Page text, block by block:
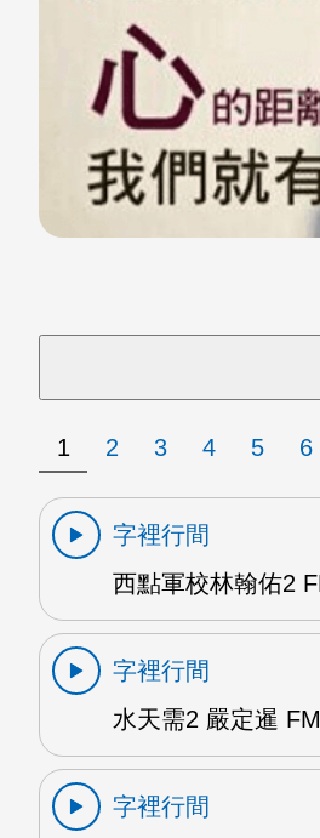
1 2 3 4 5 6
字裡行間
西點軍校林翰佑2
字裡行間
水天需2 嚴定暹
字裡行間